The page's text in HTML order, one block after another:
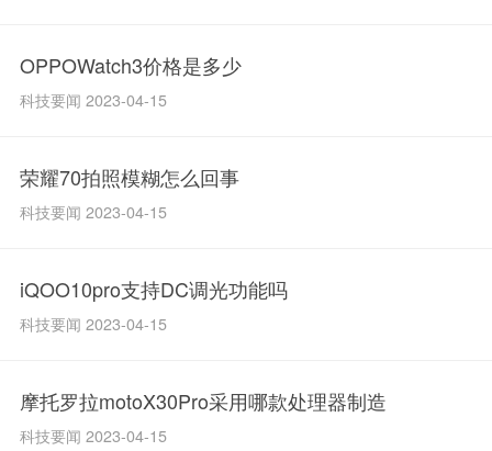
OPPOWatch3价格是多少
科技要闻 2023-04-15
荣耀70拍照模糊怎么回事
科技要闻 2023-04-15
iQOO10pro支持DC调光功能吗
科技要闻 2023-04-15
摩托罗拉motoX30Pro采用哪款处理器制造
科技要闻 2023-04-15